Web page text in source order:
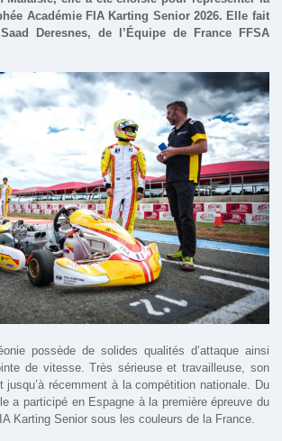
Académie FIA Karting Senior 2026. Elle fait
Deresnes, de l’Équipe de France FFSA
possède de solides qualités d’attaque ainsi
de vitesse. Très sérieuse et travailleuse, son
jusqu’à récemment à la compétition nationale. Du
a participé en Espagne à la première épreuve du
Karting Senior sous les couleurs de la France.